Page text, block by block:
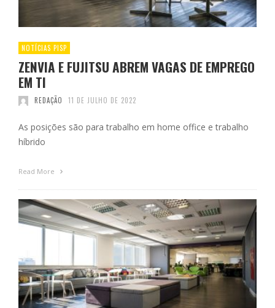
NOTÍCIAS PISP
ZENVIA E FUJITSU ABREM VAGAS DE EMPREGO
EM TI
REDAÇÃO 11 DE JULHO DE 2022
As posições são para trabalho em home office e trabalho
híbrido
Read More